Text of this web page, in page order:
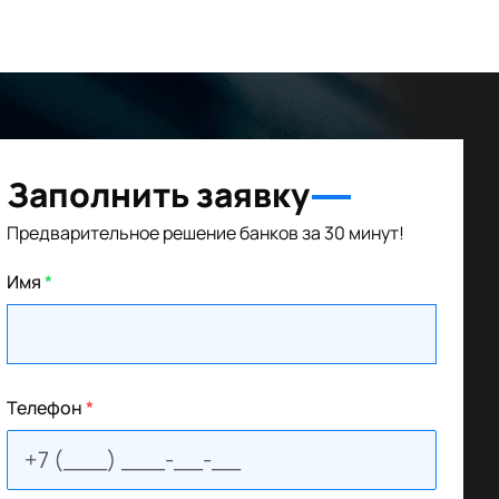
Заполнить заявку
Предварительное решение банков за 30 минут!
Имя*
Телефон*